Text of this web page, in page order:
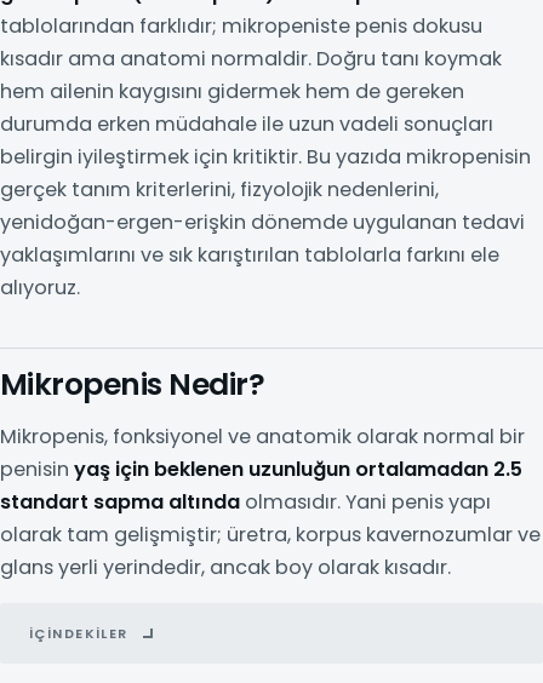
tablolarından farklıdır; mikropeniste penis dokusu
kısadır ama anatomi normaldir. Doğru tanı koymak
hem ailenin kaygısını gidermek hem de gereken
durumda erken müdahale ile uzun vadeli sonuçları
belirgin iyileştirmek için kritiktir. Bu yazıda mikropenisin
gerçek tanım kriterlerini, fizyolojik nedenlerini,
yenidoğan-ergen-erişkin dönemde uygulanan tedavi
yaklaşımlarını ve sık karıştırılan tablolarla farkını ele
alıyoruz.
Mikropenis Nedir?
Mikropenis, fonksiyonel ve anatomik olarak normal bir
penisin yaş için beklenen uzunluğun ortalamadan 2.5
standart sapma altında olmasıdır. Yani penis yapı
olarak tam gelişmiştir; üretra, korpus kavernozumlar ve
glans yerli yerindedir, ancak boy olarak kısadır.
İÇINDEKILER